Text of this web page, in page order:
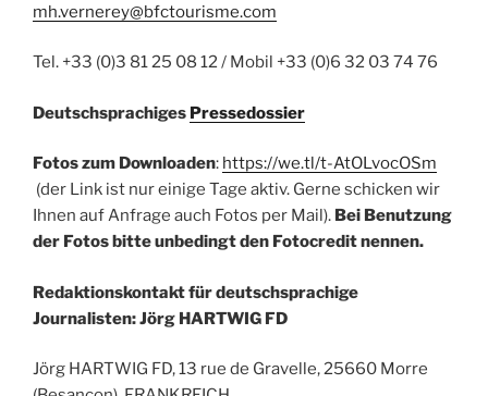
mh.vernerey@bfctourisme.com
Tel. +33 (0)3 81 25 08 12 / Mobil +33 (0)6 32 03 74 76
Deutschsprachiges Pressedossier
Fotos zum Downloaden: https://we.tl/t-AtOLvocOSm
(der Link ist nur einige Tage aktiv. Gerne schicken wir
Ihnen auf Anfrage auch Fotos per Mail). Bei Benutzung
der Fotos bitte unbedingt den Fotocredit nennen.
Redaktionskontakt für deutschsprachige
Journalisten: Jörg HARTWIG FD
Jörg HARTWIG FD, 13 rue de Gravelle, 25660 Morre